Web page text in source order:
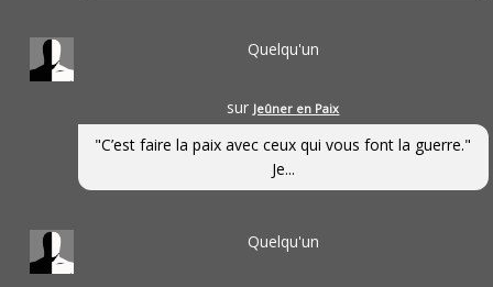
Quelqu'un
sur Jeûner en Paix
"C’est faire la paix avec ceux qui vous font la guerre."
Je...
Quelqu'un